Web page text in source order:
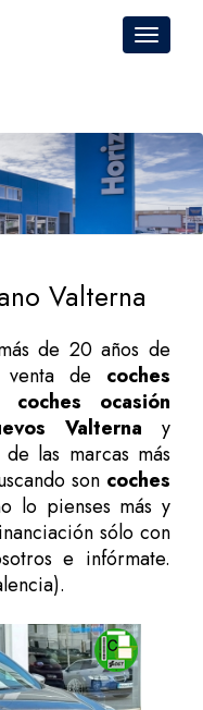
Valterna
de 20 años de
de coches
coches ocasión
Valterna y
de las marcas más
son coches
lo pienses más y
sólo con
e infórmate.